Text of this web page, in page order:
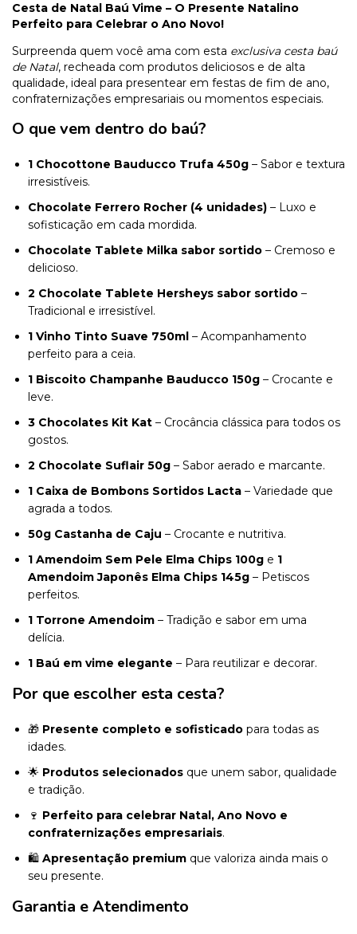
Cesta de Natal Baú Vime – O Presente Natalino
Perfeito para Celebrar o Ano Novo!
Surpreenda quem você ama com esta exclusiva cesta baú
de Natal, recheada com produtos deliciosos e de alta
qualidade, ideal para presentear em festas de fim de ano,
confraternizações empresariais ou momentos especiais.
O que vem dentro do baú?
1 Chocottone Bauducco Trufa 450g – Sabor e textura
irresistíveis.
Chocolate Ferrero Rocher (4 unidades) – Luxo e
sofisticação em cada mordida.
Chocolate Tablete Milka sabor sortido – Cremoso e
delicioso.
2 Chocolate Tablete Hersheys sabor sortido –
Tradicional e irresistível.
1 Vinho Tinto Suave 750ml – Acompanhamento
perfeito para a ceia.
1 Biscoito Champanhe Bauducco 150g – Crocante e
leve.
3 Chocolates Kit Kat – Crocância clássica para todos os
gostos.
2 Chocolate Suflair 50g – Sabor aerado e marcante.
1 Caixa de Bombons Sortidos Lacta – Variedade que
agrada a todos.
50g Castanha de Caju – Crocante e nutritiva.
1 Amendoim Sem Pele Elma Chips 100g e 1
Amendoim Japonês Elma Chips 145g – Petiscos
perfeitos.
1 Torrone Amendoim – Tradição e sabor em uma
delícia.
1 Baú em vime elegante – Para reutilizar e decorar.
Por que escolher esta cesta?
🎁 Presente completo e sofisticado para todas as
idades.
🌟 Produtos selecionados que unem sabor, qualidade
e tradição.
🍷 Perfeito para celebrar Natal, Ano Novo e
confraternizações empresariais.
🛍️ Apresentação premium que valoriza ainda mais o
seu presente.
Garantia e Atendimento